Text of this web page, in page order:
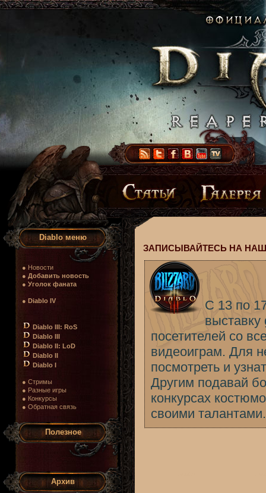
Diablo меню
● Новости
● Добавить новость
● Уголок фаната
● Diablo IV
Diablo III: RoS
Diablo III
Diablo II: LoD
Diablo II
Diablo I
● Стримы
● Разные игры
● Конкурсы
● Обратная связь
Полезное
Архив
ЗАПИСЫВАЙТЕСЬ НА
С 13 по
посетителей со
видеоиграм. Для
посмотреть и
Другим подавай
конкурсах
своими талантами.